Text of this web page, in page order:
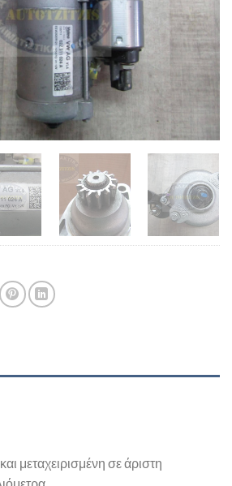
μεταχειρισμένη σε άριστη